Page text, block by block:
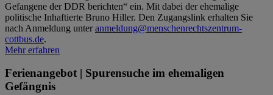
Gefangene der DDR berichten“ ein. Mit dabei der ehemalige
politische Inhaftierte Bruno Hiller. Den Zugangslink erhalten Sie
nach Anmeldung unteranmeldung@menschenrechtszentrum-
cottbus.de.
Mehr erfahren
Ferienangebot | Spurensuche im ehemaligen
Gefängnis